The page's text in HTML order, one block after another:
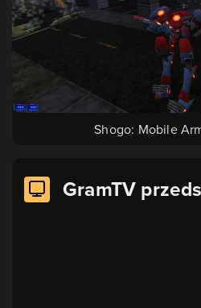
Shogo: Mobile
GramTV